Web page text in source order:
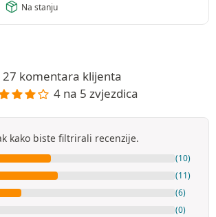
Na stanju
27 komentara klijenta
4 na 5 zvjezdica
kako biste filtrirali recenzije.
(10)
(11)
(6)
(0)